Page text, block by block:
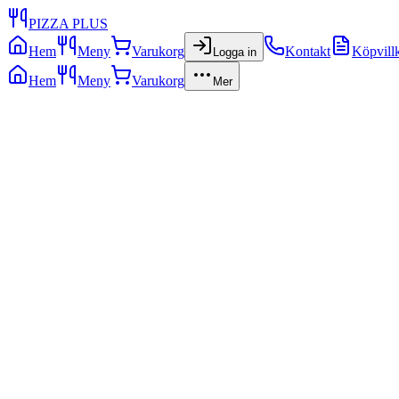
PIZZA PLUS
Hem
Meny Varukorg Logga in Kontakt
Hem
Meny Varukorg Mer